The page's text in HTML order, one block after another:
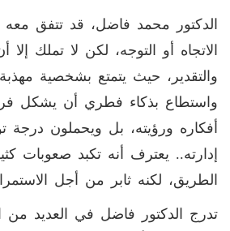
الدكتور محمد فاضل، قد تتفق
الاتجاه أو التوجه، لكن لا تملك إلا
والتقدير، حيث يتمتع بشخصية
واستطاع بذكاء فطري أن يشكل
أفكاره ورؤيته، بل ويحملون درجة
إدارته.. يعترف أنه تكبد صعوبات
الطريق، لكنه ثابر من أجل
تدرج الدكتور فاضل في العديد من